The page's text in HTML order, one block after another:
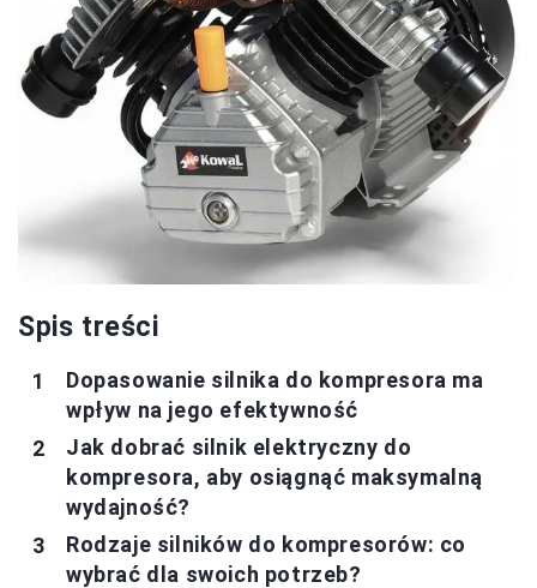
Spis treści
Dopasowanie silnika do kompresora ma
wpływ na jego efektywność
Jak dobrać silnik elektryczny do
kompresora, aby osiągnąć maksymalną
wydajność?
Rodzaje silników do kompresorów: co
wybrać dla swoich potrzeb?